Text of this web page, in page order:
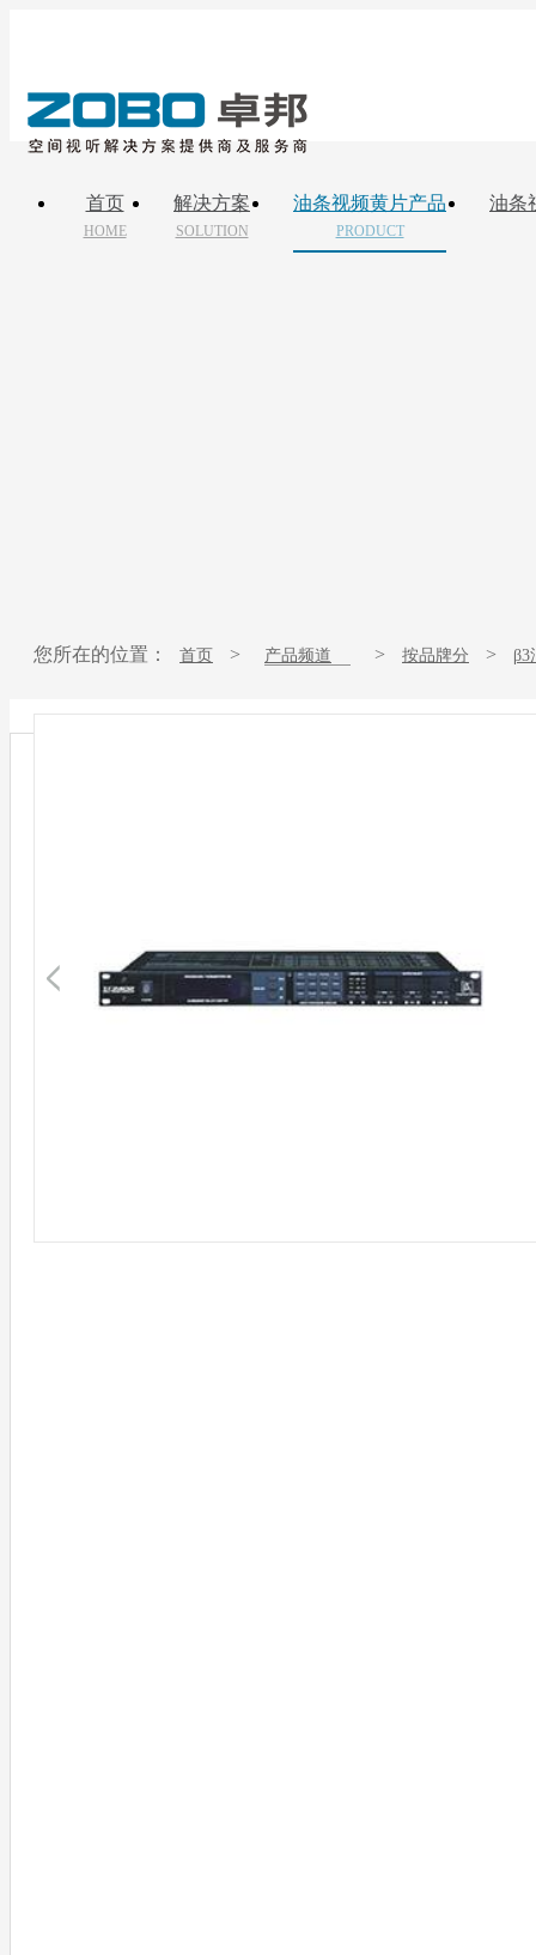
首页
HOME
解决方案
SOLUTION
油条视频黄片产品
PRODUCT
油条
您所在的位置： 首页 > 产品频道 > 按品牌分 > β3